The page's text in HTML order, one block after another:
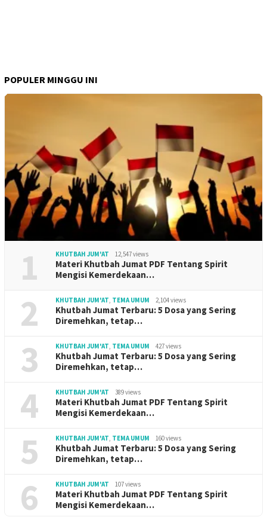
POPULER MINGGU INI
1 KHUTBAH JUM'AT 12,547 views
Materi Khutbah Jumat PDF Tentang Spirit
Mengisi Kemerdekaan…
2 KHUTBAH JUM'AT, TEMA UMUM 2,104 views
Khutbah Jumat Terbaru: 5 Dosa yang Sering
Diremehkan, tetap…
3 KHUTBAH JUM'AT, TEMA UMUM 427 views
Khutbah Jumat Terbaru: 5 Dosa yang Sering
Diremehkan, tetap…
4 KHUTBAH JUM'AT 389 views
Materi Khutbah Jumat PDF Tentang Spirit
Mengisi Kemerdekaan…
5 KHUTBAH JUM'AT, TEMA UMUM 160 views
Khutbah Jumat Terbaru: 5 Dosa yang Sering
Diremehkan, tetap…
6 KHUTBAH JUM'AT 107 views
Materi Khutbah Jumat PDF Tentang Spirit
Mengisi Kemerdekaan…